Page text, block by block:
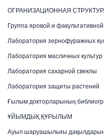
ОГРАНИЗАЦИОННАЯ
Группа яровой и
Лаборатория зернофуражных
Лаборатория масличных культур
Лаборатория сахарной свеклы
Лаборатория защиты растений
Ғылым докторларының
ҰЙЫМДЫҚ ҚҰРЫЛЫМ
Ауыл шаруашылығы